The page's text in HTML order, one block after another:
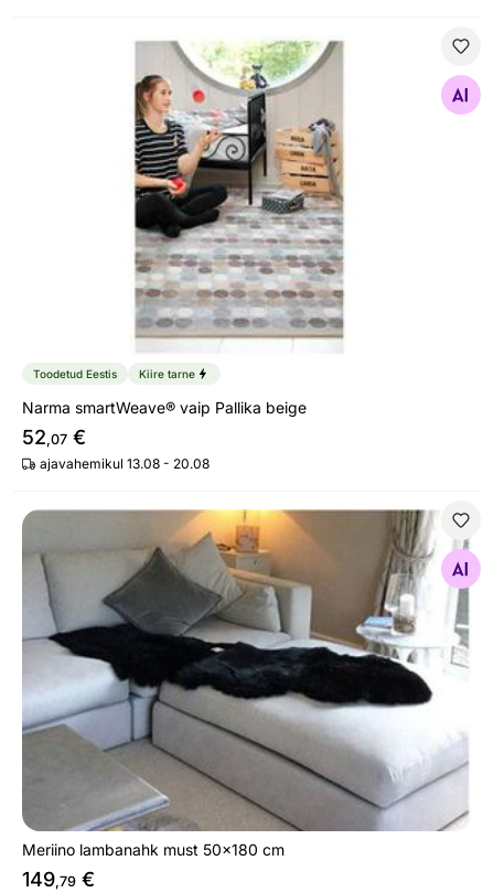
Narma smartWeave® vaip Pallika beige
Toodetud Eestis Kiire tarne
Narma smartWeave® vaip Pallika beige
52,07 €
ajavahemikul 13.08 - 20.08
Meriino lambanahk must 50x180 cm
Otsi sarnaseid
Meriino lambanahk must 50x180 cm
149,79 €